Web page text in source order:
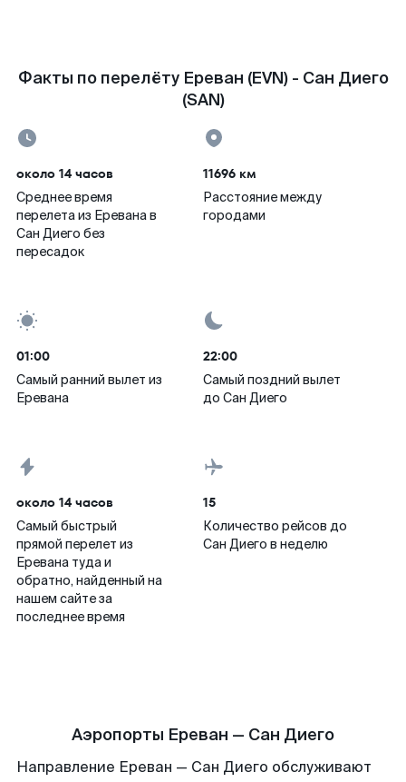
Факты по перелёту Ереван (EVN) - Сан Диего
(SAN)
около 14 часов
Среднее время
перелета из Еревана в
Сан Диего без
пересадок
11696 км
Расстояние между
городами
01:00
Самый ранний вылет из
Еревана
22:00
Самый поздний вылет
до Сан Диего
около 14 часов
Самый быстрый
прямой перелет из
Еревана туда и
обратно, найденный на
нашем сайте за
последнее время
15
Количество рейсов до
Сан Диего в неделю
Аэропорты Ереван — Сан Диего
Направление Ереван — Сан Диего обслуживают